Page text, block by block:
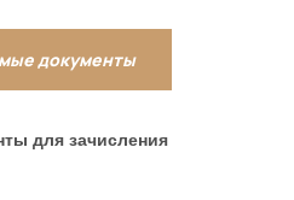
документы
для зачисления